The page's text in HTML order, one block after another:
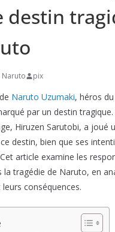
destin
Naruto pix
Naruto Uzumaki, héros
par un destin tragique.
Hiruzen Sarutobi, a joué
destin, bien que ses
article examine les
la tragédie de Naruto, en
conséquences.